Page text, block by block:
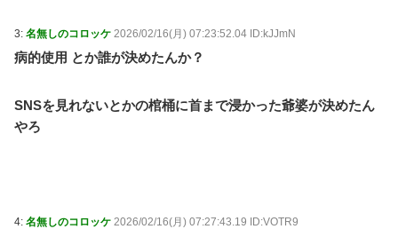
NEW! (8/9 03:23)
友人「子供の頃、誕生日とクリスマスとお年玉を一緒
にされて本当に嫌だった！」と毎年愚痴ってたのに……
愚痴は何だったんだよ！？ / おまとめアンテナ NEW! (8/9
03:19)
3: 名無しのコロッケ 2026/02/16(月) 07:23:52.04 ID:kJJmN
病的使用 とか誰が決めたんか？
SNSを見れないとかの棺桶に首まで浸かった爺婆が決めたん
やろ
4: 名無しのコロッケ 2026/02/16(月) 07:27:43.19 ID:VOTR9